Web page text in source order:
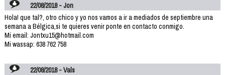
22/08/2018 - Jon
Hola! que tal?, otro chico y yo nos vamos a ir a mediados de septiembre una
semana a Bélgica,si te quieres venir ponte en contacto conmigo.
Mi email: Jontxu15@hotmail.com
Mi wassap: 638 762 758
22/08/2018 - Vals